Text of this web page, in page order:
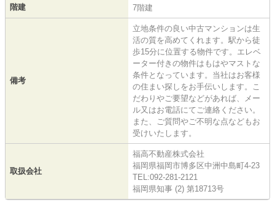
階建 7階建
備考
立地条件の良い中古マンションは生
活の質を高めてくれます。駅から徒
歩15分に位置する物件です。エレベ
ーター付きの物件はもはやマストな
条件となっています。当社はお客様
の住まい探しをお手伝いします。こ
だわりやご要望などがあれば、メー
ル又はお電話にてご連絡ください。
また、ご質問やご不明な点などもお
受けいたします。
取扱会社
福高不動産株式会社
福岡県福岡市博多区中洲中島町4-23
TEL:092-281-2121
福岡県知事 (2) 第18713号